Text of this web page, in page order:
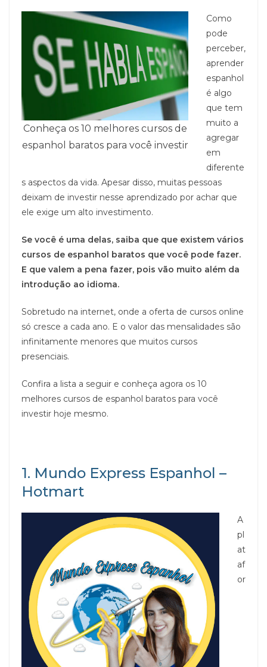
Conheça os 10 melhores cursos de
espanhol baratos para você investir
Como
pode
perceber,
aprender
espanhol
é algo
que tem
muito a
agregar
em
diferente
s aspectos da vida. Apesar disso, muitas pessoas
deixam de investir nesse aprendizado por achar que
ele exige um alto investimento.
Se você é uma delas, saiba que que existem vários
cursos de espanhol baratos que você pode fazer.
E que valem a pena fazer, pois vão muito além da
introdução ao idioma.
Sobretudo na internet, onde a oferta de cursos online
só cresce a cada ano. E o valor das mensalidades são
infinitamente menores que muitos cursos
presenciais.
Confira a lista a seguir e conheça agora os 10
melhores cursos de espanhol baratos para você
investir hoje mesmo.
1. Mundo Express Espanhol –
Hotmart
A
pl
at
af
or